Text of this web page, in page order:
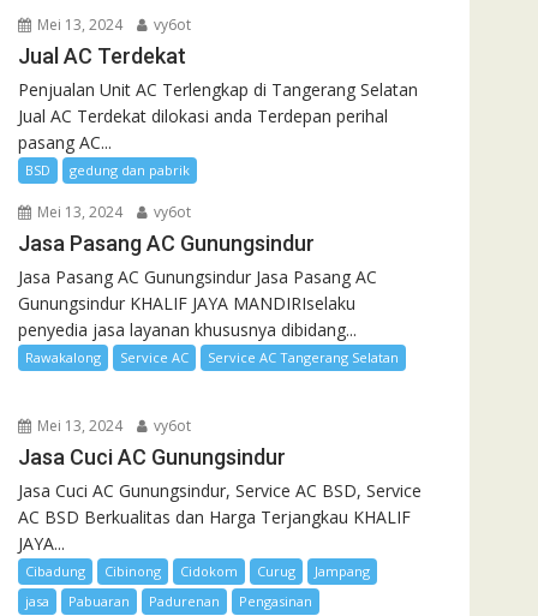
Mei 13, 2024 vy6ot
Jual AC Terdekat
Penjualan Unit AC Terlengkap di Tangerang Selatan
Jual AC Terdekat dilokasi anda Terdepan perihal
pasang AC...
BSD gedung dan pabrik
Mei 13, 2024 vy6ot
Jasa Pasang AC Gunungsindur
Jasa Pasang AC Gunungsindur Jasa Pasang AC
Gunungsindur KHALIF JAYA MANDIRIselaku
penyedia jasa layanan khususnya dibidang...
Rawakalong Service AC Service AC Tangerang Selatan
Mei 13, 2024 vy6ot
Jasa Cuci AC Gunungsindur
Jasa Cuci AC Gunungsindur, Service AC BSD, Service
AC BSD Berkualitas dan Harga Terjangkau KHALIF
JAYA...
Cibadung Cibinong Cidokom Curug
Jampang
jasa
Pabuaran Padurenan
Pengasinan